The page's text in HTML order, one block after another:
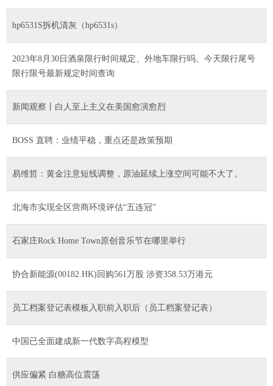
hp6531S拆机清灰（hp6531s）
2023年8月30日酒泉限行时间规定、外地车限行吗、今天限行尾号
限行限号最新规定时间查询
新闻观察丨白人至上主义在美国愈演愈烈
BOSS 直聘：业绩平稳，重点还是政策预期
易维哲：黄金注意短线调整，原油延续上涨空间可能不大了。
北海市实现全区营商环境评估“五连冠”
石家庄Rock Home Town原创音乐节在哪里举行
协合新能源(00182.HK)回购561万股 涉资358.53万港元
员工档案登记表模板入职前入职后（员工档案登记表）
中国已全面建成新一代数字高程模型
供应偏紧 白糖高位震荡